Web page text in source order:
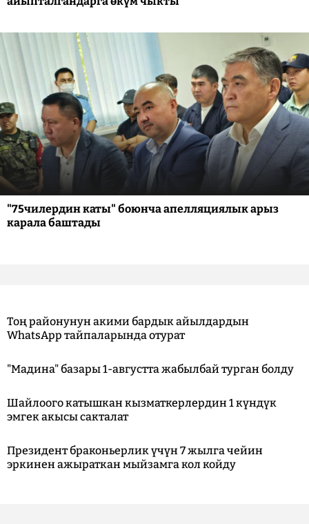
"75чилердин каты" боюнча апелляциялык арыз
карала баштады
Тоң районунун акими бардык айылдардын
WhatsApp тайпаларында отурат
"Мадина" базары 1-августта жабылбай турган болду
Шайлоого катышкан кызматкерлердин 1 күндүк
эмгек акысы сакталат
Президент браконьерлик үчүн 7 жылга чейин
эркинен ажыраткан мыйзамга кол койду